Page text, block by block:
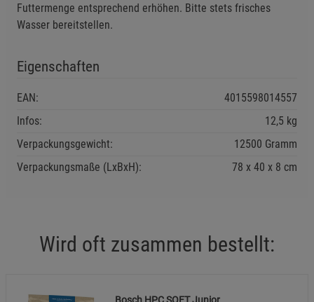
Futtermenge entsprechend erhöhen. Bitte stets frisches
Wasser bereitstellen.
Eigenschaften
EAN:
4015598014557
Infos:
12,5 kg
Verpackungsgewicht:
12500 Gramm
Verpackungsmaße (LxBxH):
78 40 8 cm
Wird oft zusammen bestellt:
Bosch HPC SOFT Junior